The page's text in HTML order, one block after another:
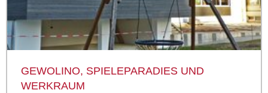
GEWOLINO, SPIELEPARADIES UND
WERKRAUM